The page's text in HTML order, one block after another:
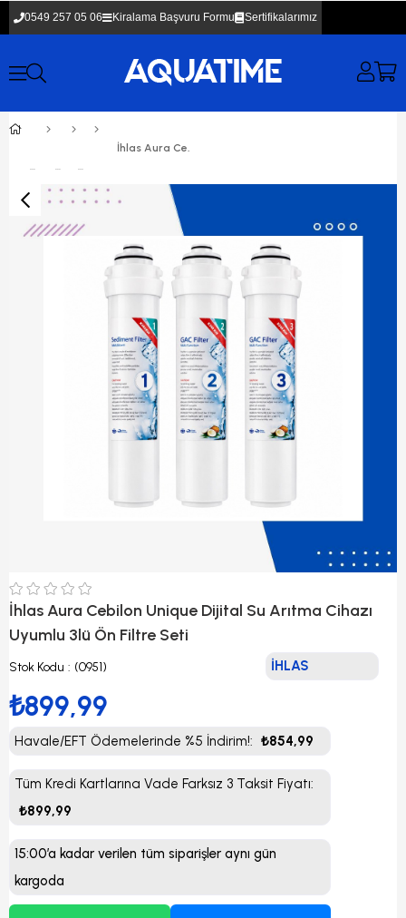
0549 257 05 06 Kiralama Başvuru Formu Sertifikalarımız
İhlas Aura Cebilon Unique Dijital Su Arıtma Cihazı Uyumlu 3lü Ön Filtre Seti
İhlas Aura Cebilon Unique Dijital Su Arıtma Cihazı
Uyumlu 3lü Ön Filtre Seti
Stok Kodu (0951) İHLAS
₺899,99
Havale/EFT Ödemelerinde %5 İndirim!: ₺854,99
Tüm Kredi Kartlarına Vade Farksız 3 Taksit Fiyatı:
₺899,99
15:00’a kadar verilen tüm siparişler aynı gün
kargoda